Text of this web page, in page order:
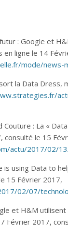
: Google et
ligne le 14
mode/
sort la Data
Couture : La «
consulté le 15
actu/2017/02/
is using Data to
15 Février 2017,
02/07/
et H&M
Février 2017,